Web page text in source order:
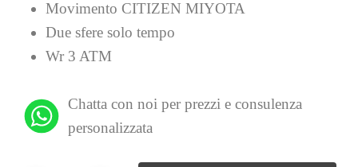
Movimento CITIZEN MIYOTA
Due sfere solo tempo
Wr 3 ATM
Chatta con noi per prezzi e consulenza
personalizzata